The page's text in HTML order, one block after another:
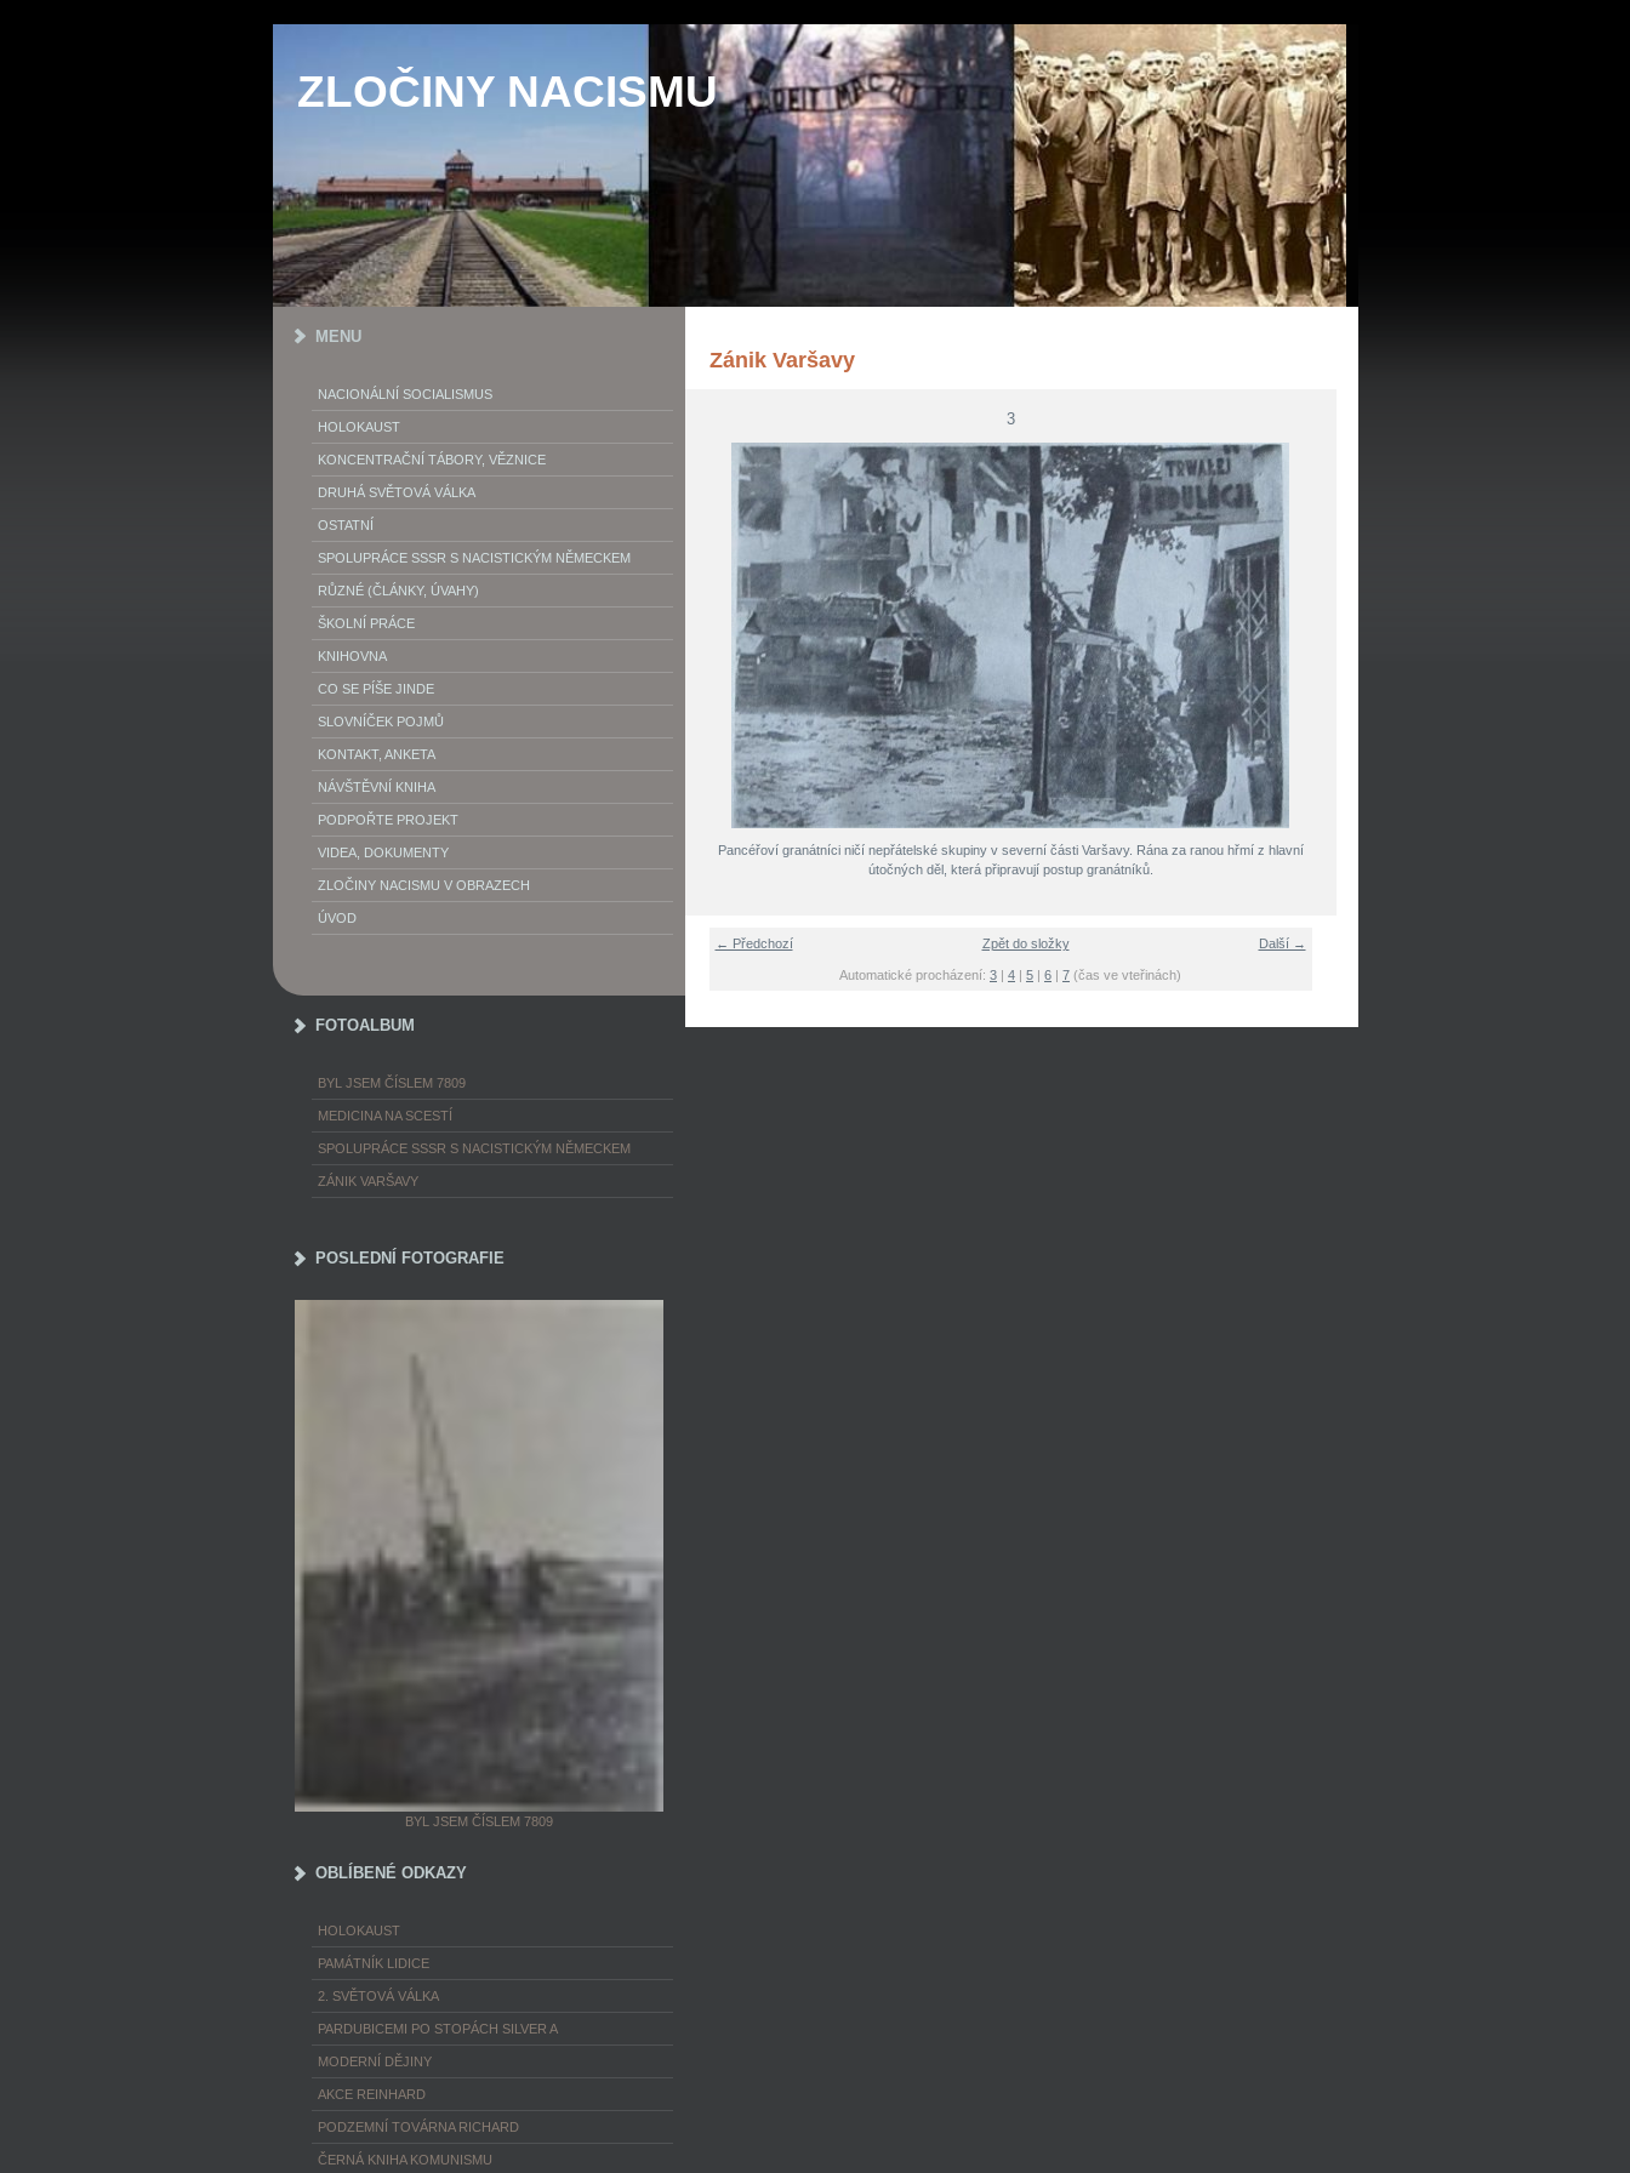
ZLOČINY NACISMU
Zánik Varšavy
3
Pancéřoví granátníci ničí nepřátelské skupiny v severní části Varšavy. Rána za ranou hřmí z hlavní
útočných děl, která připravují postup granátníků.
← Předchozí Další →
Zpět do složky
Automatické procházení: 3 | 4 | 5 | 6 | 7 (čas ve vteřinách)
MENU
NACIONÁLNÍ SOCIALISMUS
HOLOKAUST
KONCENTRAČNÍ TÁBORY, VĚZNICE
DRUHÁ SVĚTOVÁ VÁLKA
OSTATNÍ
SPOLUPRÁCE SSSR S NACISTICKÝM NĚMECKEM
RŮZNÉ (ČLÁNKY, ÚVAHY)
ŠKOLNÍ PRÁCE
KNIHOVNA
CO SE PÍŠE JINDE
SLOVNÍČEK POJMŮ
KONTAKT, ANKETA
NÁVŠTĚVNÍ KNIHA
PODPOŘTE PROJEKT
VIDEA, DOKUMENTY
ZLOČINY NACISMU V OBRAZECH
ÚVOD
FOTOALBUM
BYL JSEM ČÍSLEM 7809
MEDICINA NA SCESTÍ
SPOLUPRÁCE SSSR S NACISTICKÝM NĚMECKEM
ZÁNIK VARŠAVY
POSLEDNÍ FOTOGRAFIE
BYL JSEM ČÍSLEM 7809
OBLÍBENÉ ODKAZY
HOLOKAUST
PAMÁTNÍK LIDICE
2. SVĚTOVÁ VÁLKA
PARDUBICEMI PO STOPÁCH SILVER A
MODERNÍ DĚJINY
AKCE REINHARD
PODZEMNÍ TOVÁRNA RICHARD
ČERNÁ KNIHA KOMUNISMU